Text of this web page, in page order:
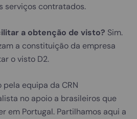
serviços contratados.
a obtenção de visto? Sim.
a constituição da empresa
o visto D2.
equipa da CRN
no apoio a brasileiros que
em Portugal. Partilhamos aqui a